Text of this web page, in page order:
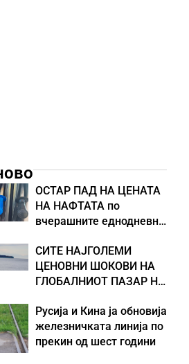
ОСТАР ПАД НА ЦЕНАТА
НА НАФТАТА по
вчерашните еднодневни
СИТЕ НАЈГОЛЕМИ
ЦЕНОВНИ ШОКОВИ НА
ГЛОБАЛНИОТ ПАЗАР НА
воените конфликти во
Персискиот Залив
Русија и Кина ја обновија
железничката линија по
прекин од шест години